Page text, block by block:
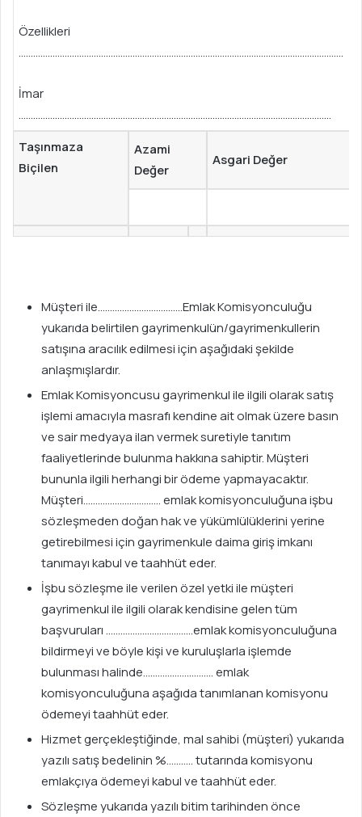
Özellikleri
……………………………………………………………………………………………………………………..
İmar
…………………………………………………………………………………………………………………
Taşınmaza
Biçilen
Azami
Değer
Asgari Değer
Müşteri ile……………………………..Emlak Komisyonculuğu
yukarıda belirtilen gayrimenkulün/gayrimenkullerin
satışına aracılık edilmesi için aşağıdaki şekilde
anlaşmışlardır.
Emlak Komisyoncusu gayrimenkul ile ilgili olarak satış
işlemi amacıyla masrafı kendine ait olmak üzere basın
ve sair medyaya ilan vermek suretiyle tanıtım
faaliyetlerinde bulunma hakkına sahiptir. Müşteri
bununla ilgili herhangi bir ödeme yapmayacaktır.
Müşteri………………………….. emlak komisyonculuğuna işbu
sözleşmeden doğan hak ve yükümlülüklerini yerine
getirebilmesi için gayrimenkule daima giriş imkanı
tanımayı kabul ve taahhüt eder.
İşbu sözleşme ile verilen özel yetki ile müşteri
gayrimenkul ile ilgili olarak kendisine gelen tüm
başvuruları ………………………………emlak komisyonculuğuna
bildirmeyi ve böyle kişi ve kuruluşlarla işlemde
bulunması halinde……………………….. emlak
komisyonculuğuna aşağıda tanımlanan komisyonu
ödemeyi taahhüt eder.
Hizmet gerçekleştiğinde, mal sahibi (müşteri) yukarıda
yazılı satış bedelinin %……….. tutarında komisyonu
emlakçıya ödemeyi kabul ve taahhüt eder.
Sözleşme yukarıda yazılı bitim tarihinden önce